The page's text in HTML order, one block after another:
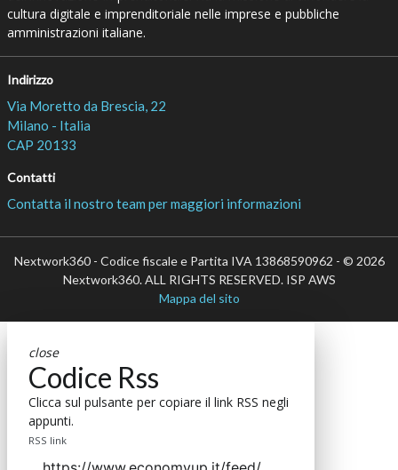
cultura digitale e imprenditoriale nelle imprese e pubbliche
amministrazioni italiane.
Indirizzo
Via Moretto da Brescia, 22
Milano - Italia
CAP 20133
Contatti
Contatta il nostro team per maggiori informazioni
Nextwork360 - Codice fiscale e Partita IVA 13868590962 - © 2026
Nextwork360. ALL RIGHTS RESERVED. ISP AWS
Mappa del sito
close
Codice Rss
Clicca sul pulsante per copiare il link RSS negli
appunti.
RSS link